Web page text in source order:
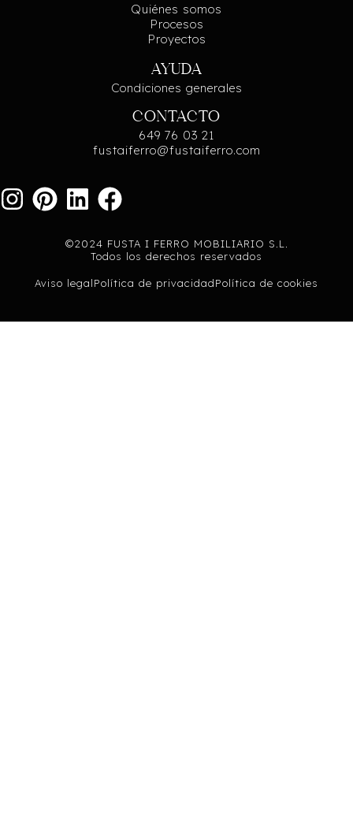
Quiénes somos
Procesos
Proyectos
AYUDA
Condiciones generales
CONTACTO
649 76 03 21
fustaiferro@fustaiferro.com
©2024 FUSTA I FERRO MOBILIARIO S.L.
Todos los derechos reservados
Aviso legalPolítica de privacidadPolítica de cookies